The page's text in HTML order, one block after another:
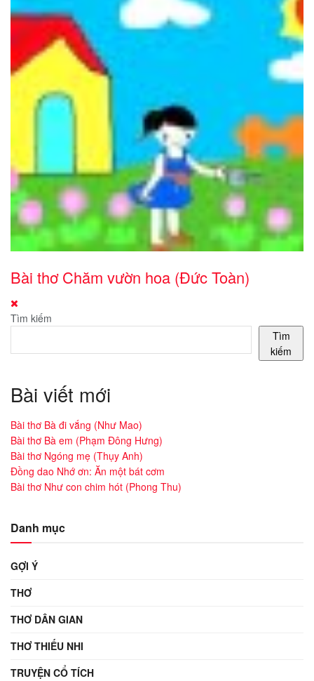
Bài thơ Chăm vườn hoa (Đức Toàn)
Tìm kiếm
Tìm
kiếm
Bài viết mới
Bài thơ Bà đi vắng (Như Mao)
Bài thơ Bà em (Phạm Đông Hưng)
Bài thơ Ngóng mẹ (Thụy Anh)
Đồng dao Nhớ ơn: Ăn một bát cơm
Bài thơ Như con chim hót (Phong Thu)
Danh mục
GỢI Ý
THƠ
THƠ DÂN GIAN
THƠ THIẾU NHI
TRUYỆN CỔ TÍCH